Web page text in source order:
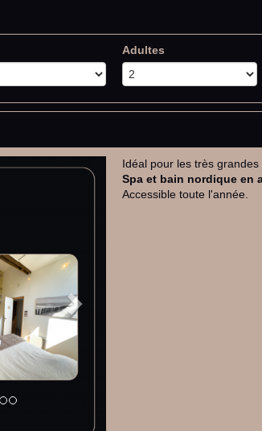
Adultes
Next
Idéal pour les très
Spa et bain nordique en
Accessible toute l'année.